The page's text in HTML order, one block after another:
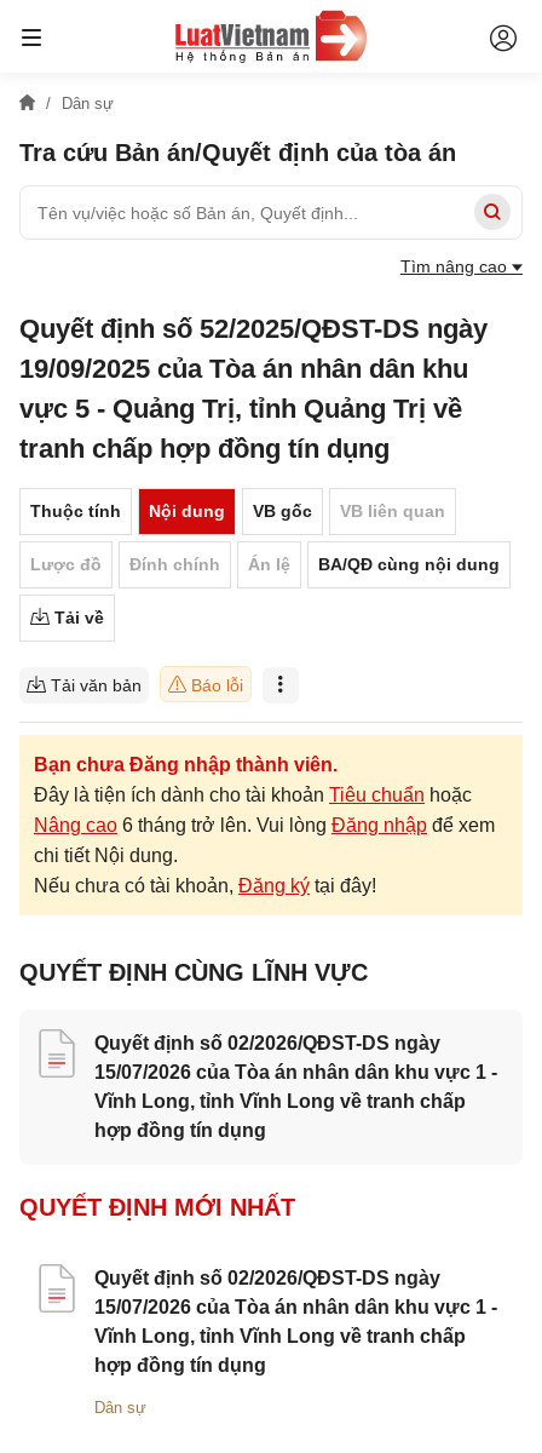
Dân sự
Tra cứu Bản án/Quyết định của tòa án
Tìm nâng cao
Quyết định số 52/2025/QĐST-DS ngày
19/09/2025 của Tòa án nhân dân khu
vực 5 - Quảng Trị, tỉnh Quảng Trị về
tranh chấp hợp đồng tín dụng
Thuộc tính Nội dung VB gốc VB liên quan
Lược đồ Đính chính Án lệ BA/QĐ cùng nội dung
Tải về
Tải văn bản Báo lỗi
Bạn chưa Đăng nhập thành viên.
Đây là tiện ích dành cho tài khoản Tiêu chuẩn hoặc
Nâng cao 6 tháng trở lên. Vui lòng Đăng nhập để xem
chi tiết Nội dung.
Nếu chưa có tài khoản, Đăng ký tại đây!
QUYẾT ĐỊNH CÙNG LĨNH VỰC
Quyết định số 02/2026/QĐST-DS ngày
15/07/2026 của Tòa án nhân dân khu vực 1 -
Vĩnh Long, tỉnh Vĩnh Long về tranh chấp
hợp đồng tín dụng
QUYẾT ĐỊNH MỚI NHẤT
Quyết định số 02/2026/QĐST-DS ngày
15/07/2026 của Tòa án nhân dân khu vực 1 -
Vĩnh Long, tỉnh Vĩnh Long về tranh chấp
hợp đồng tín dụng
Dân sự